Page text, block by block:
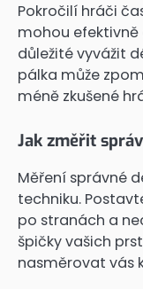
Pokročilí hráči
mohou efektivně
důležité vyvážit
pálka může
méně zkušené
Jak změřit
Měření správné
techniku.
po stranách a
špičky vašich
nasměrovat vás